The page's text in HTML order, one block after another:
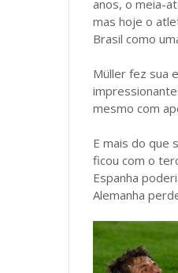
anos, o meia-
mas hoje o
Brasil como
Müller fez sua
mesmo com
E mais do que
ficou com o
Espanha
Alemanha